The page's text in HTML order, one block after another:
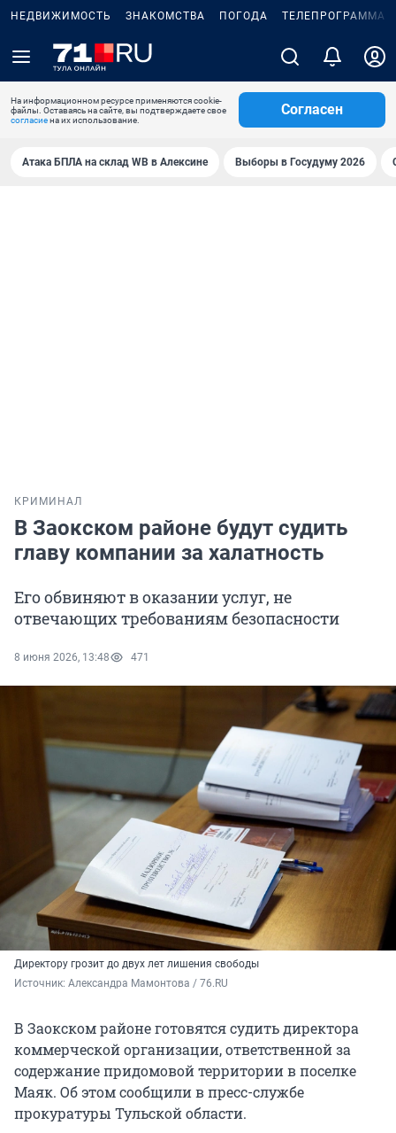
НЕДВИЖИМОСТЬ ЗНАКОМСТВА ПОГОДА ТЕЛЕПРОГРАММА
На информационном ресурсе применяются cookie-
файлы. Оставаясь на сайте, вы подтверждаете свое
согласиена их использование.
Согласен
Атака БПЛА на склад WB в Алексине Выборы в Госудуму 2026
КРИМИНАЛ
В Заокском районе будут судить
главу компании за халатность
Его обвиняют в оказании услуг, не
отвечающих требованиям безопасности
8 июня 2026, 13:48 471
Директору грозит до двух лет лишения свободы
Источник: Александра Мамонтова / 76.RU
В Заокском районе готовятся судить директора
коммерческой организации, ответственной за
содержание придомовой территории в поселке
Маяк. Об этом сообщили в пресс-службе
прокуратуры Тульской области.